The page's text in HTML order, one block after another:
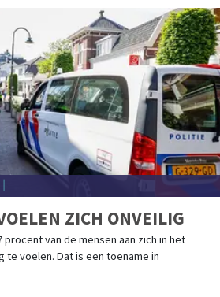
ZICH ONVEILIG
procent van de mensen aan zich in het
te voelen. Dat is een toename in